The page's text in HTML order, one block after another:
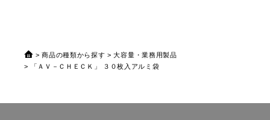
商品の種類から探す
大容量・業務用製品
「ＡＶ－ＣＨＥＣＫ」 ３０枚入アルミ袋